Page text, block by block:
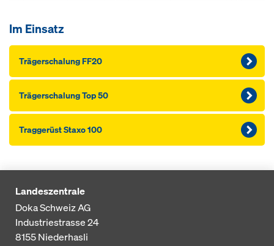
Im Einsatz
Träger­schalung FF20
Träger­schalung Top 50
Traggerüst Staxo 100
Landeszentrale
Doka Schweiz AG
Industriestrasse 24
8155Niederhasli